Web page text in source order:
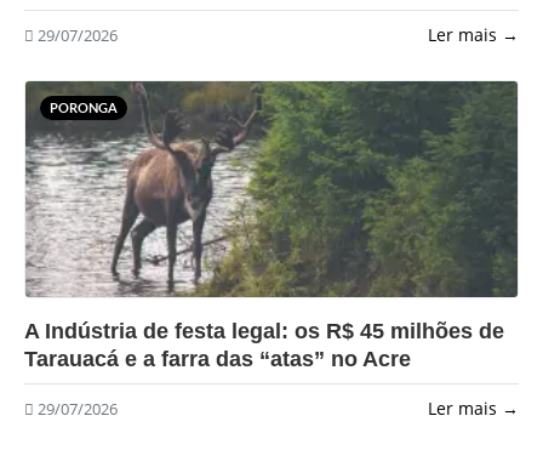
29/07/2026 Ler mais →
PORONGA
?>
A Indústria de festa legal: os R$ 45 milhões de
Tarauacá e a farra das “atas” no Acre
29/07/2026 Ler mais →